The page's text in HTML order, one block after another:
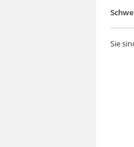
Sie